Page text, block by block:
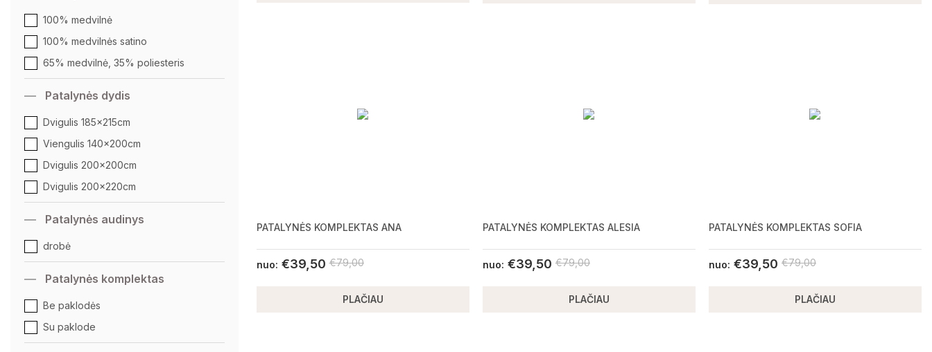
100% medvilnė
100% medvilnės satino
65% medvilnė, 35% poliesteris
Patalynės dydis
Dvigulis 185x215cm
Viengulis 140x200cm
Dvigulis 200x200cm
Dvigulis 200x220cm
Patalynės audinys
drobė
Patalynės komplektas
Be paklodės
Su paklode
PATALYNĖS KOMPLEKTAS ANA
nuo: €39,50 €79,00
PLAČIAU
PATALYNĖS KOMPLEKTAS ALESIA
nuo: €39,50 €79,00
PLAČIAU
PATALYNĖS KOMPLEKTAS SOFIA
nuo: €39,50 €79,00
PLAČIAU